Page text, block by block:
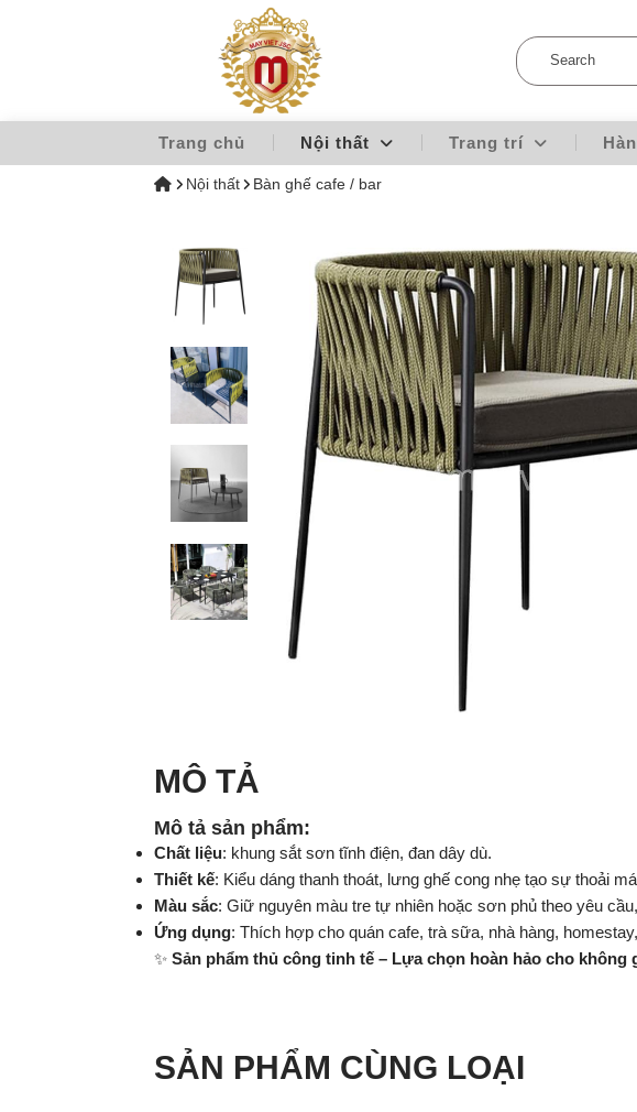
Trang chủ Nội thất Trang trí
Nội thất Bàn ghế cafe / bar
MÔ TẢ
Mô tả sản phẩm:
Chất liệu: khung sắt sơn tĩnh điện, đan dây dù.
Thiết kế: Kiểu dáng thanh thoát, lưng ghế cong nhẹ tạo sự thoải
Màu sắc: Giữ nguyên màu tre tự nhiên hoặc sơn phủ theo yêu
Ứng dụng: Thích hợp cho quán cafe, trà sữa, nhà hàng,
✨ Sản phẩm thủ công tinh tế – Lựa chọn hoàn hảo cho không
SẢN PHẨM CÙNG LOẠI